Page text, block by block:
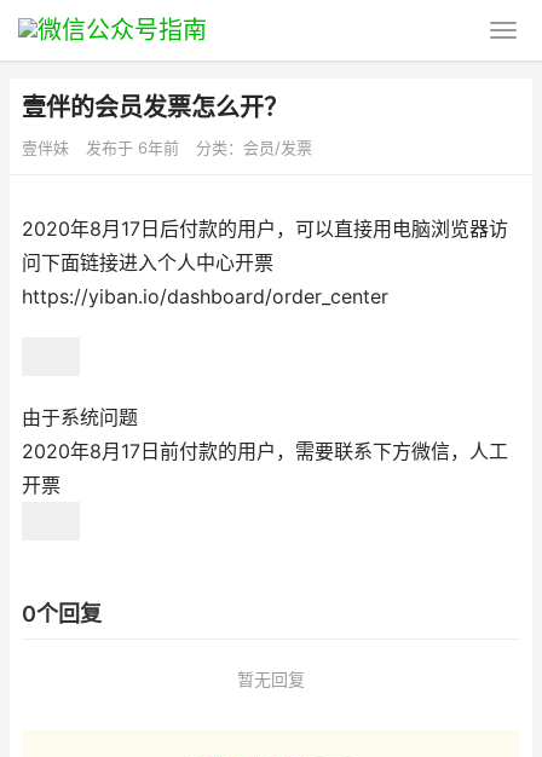
壹伴的会员发票怎么开？
壹伴妹 发布于 6年前 分类： 会员/发票
2020年8月17日后付款的用户，可以直接用电脑浏览器访
问下面链接进入个人中心开票
https://yiban.io/dashboard/order_center
由于系统问题
2020年8月17日前付款的用户，需要联系下方微信，人工
开票
0个回复
暂无回复